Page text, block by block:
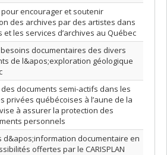
encourager et soutenir
des archives par des artistes dans
et les services d’archives au Québec
documentaires des divers
de l&apos;exploration géologique
documents semi-actifs dans les
privées québécoises à l’aune de la
à assurer la protection des
personnels
d&apos;information documentaire en
offertes par le CARISPLAN